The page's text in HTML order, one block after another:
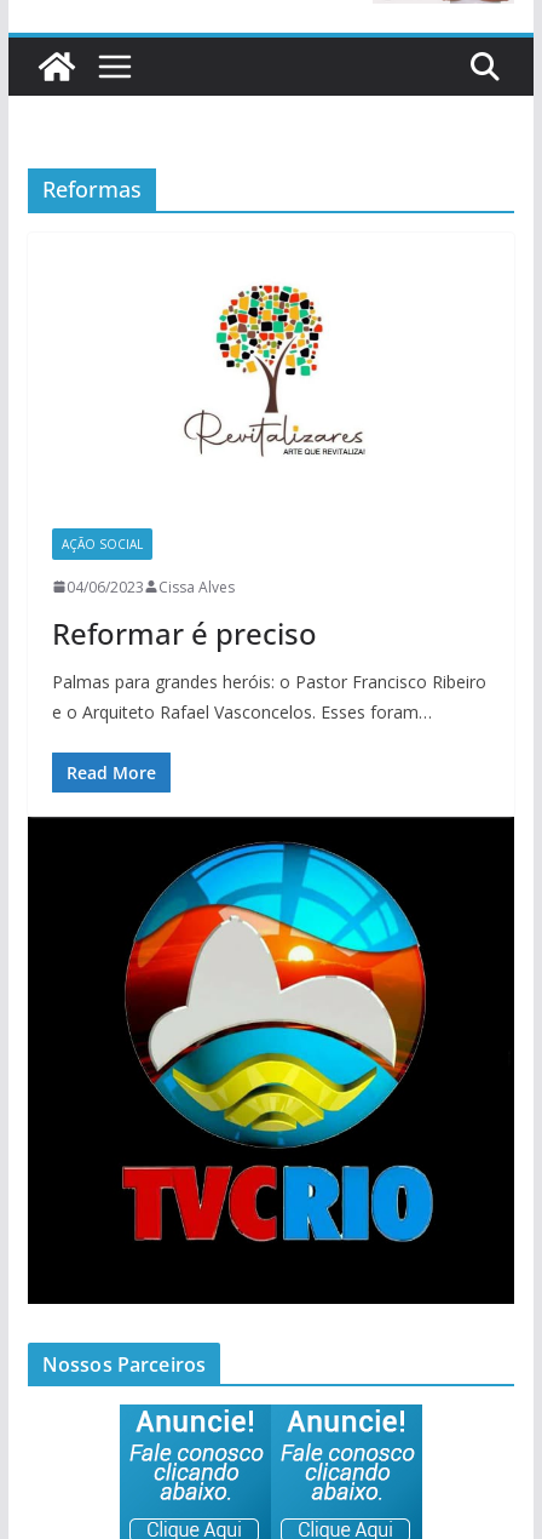
Reformas
AÇÃO SOCIAL
04/06/2023 Cissa Alves
Reformar é preciso
Palmas para grandes heróis: o Pastor Francisco Ribeiro
e o Arquiteto Rafael Vasconcelos. Esses foram…
Read More
Nossos Parceiros